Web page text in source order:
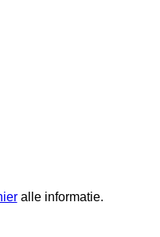
alle informatie.